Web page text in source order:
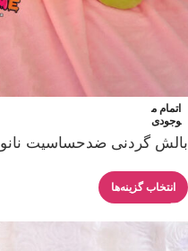
اتمام م
وجودی
بالش گردنی ضدحساسیت نانو
انتخاب گزینه‌ها